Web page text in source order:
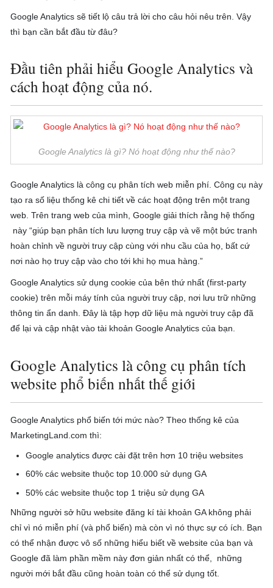
Google Analytics sẽ tiết lộ câu trả lời cho câu hỏi nêu trên. Vậy
thì bạn cần bắt đầu từ đâu?
Đầu tiên phải hiểu Google Analytics và
cách hoạt động của nó.
Google Analytics là gì? Nó hoạt động như thế nào?
Google Analytics là công cụ phân tích web miễn phí. Công cụ này
tạo ra số liệu thống kê chi tiết về các hoạt động trên một trang
web. Trên trang web của mình, Google giải thích rằng hệ thống
này “giúp bạn phân tích lưu lượng truy cập và vẽ một bức tranh
hoàn chỉnh về người truy cập cùng với nhu cầu của họ, bất cứ
nơi nào họ truy cập vào cho tới khi họ mua hàng.”
Google Analytics sử dụng cookie của bên thứ nhất (first-party
cookie) trên mỗi máy tính của người truy cập, nơi lưu trữ những
thông tin ẩn danh. Đây là tập hợp dữ liệu mà người truy cập đã
để lại và cập nhật vào tài khoản Google Analytics của bạn.
Google Analytics là công cụ phân tích
website phổ biến nhất thế giới
Google Analytics phổ biến tới mức nào? Theo thống kê của
MarketingLand.com thì:
Google analytics được cài đặt trên hơn 10 triệu websites
60% các website thuộc top 10.000 sử dụng GA
50% các website thuộc top 1 triệu sử dụng GA
Những người sở hữu website đăng kí tài khoản GA không phải
chỉ vì nó miễn phí (và phổ biến) mà còn vì nó thực sự có ích. Bạn
có thể nhận được vô số những hiểu biết về website của bạn và
Google đã làm phần mềm này đơn giản nhất có thể, những
người mới bắt đầu cũng hoàn toàn có thể sử dụng tốt.